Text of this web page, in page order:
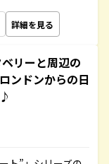
詳細を見る
リーと周辺の
ンドンからの日